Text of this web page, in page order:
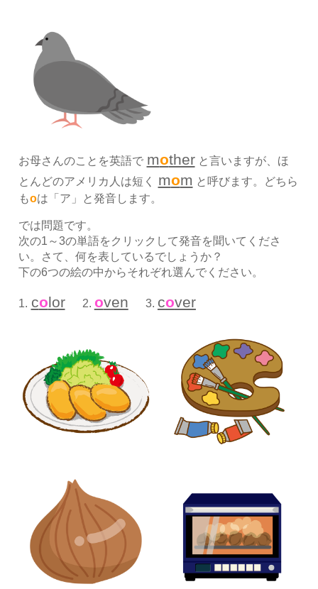
お母さんのことを英語で mother と言いますが、ほ
とんどのアメリカ人は短く
mom と呼びます。どちら
もoは「ア」と発音します。
では問題です。
次の1～3の単語をクリックして発音を聞いてくださ
い。さて、何を表しているでしょうか？
下の6つの絵の中からそれぞれ選んでください。
1. color 2. oven 3. cover